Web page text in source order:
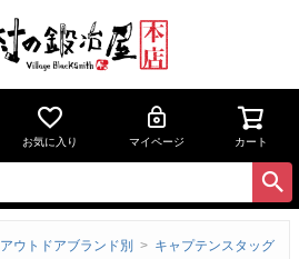
お気に入り マイページ カート
アウトドアブランド別
キャプテンスタッグ